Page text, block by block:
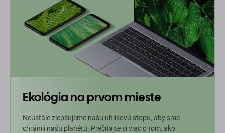
Ekológia na prvom mieste
Neustále zlepšujeme našu uhlíkovú stopu, aby sme
chránili našu planétu. Prečítajte si viac o tom, ako